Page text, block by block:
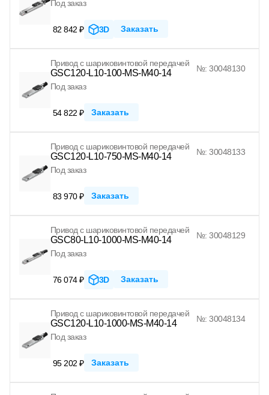
Под заказ
82 842 ₽ 3D Заказать
Привод с шариковинтовой передачей
GSC120-L10-100-MS-M40-14
№: 30048130
Под заказ
54 822 ₽ Заказать
Привод с шариковинтовой передачей
GSC120-L10-750-MS-M40-14
№: 30048133
Под заказ
83 970 ₽ Заказать
Привод с шариковинтовой передачей
GSC80-L10-1000-MS-M40-14
№: 30048129
Под заказ
76 074 ₽ 3D Заказать
Привод с шариковинтовой передачей
GSC120-L10-1000-MS-M40-14
№: 30048134
Под заказ
95 202 ₽ Заказать